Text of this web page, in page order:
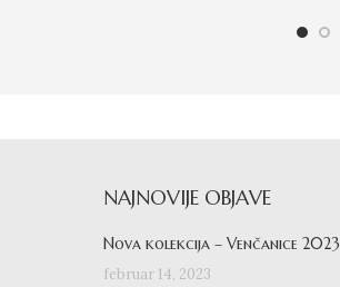
NAJNOVIJE OBJAVE
Nova kolekcija – Venčanice 2023
februar 14, 2023